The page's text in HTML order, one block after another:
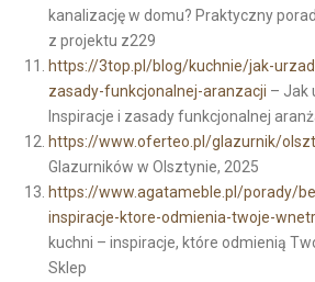
kanalizację w domu? Praktyczny
z projektu z229
https://3top.pl/blog/kuchnie/jak-
zasady-funkcjonalnej-aranzacji – Jak
Inspiracje i zasady funkcjonalnej
https://www.oferteo.pl/glazurnik/
Glazurników w Olsztynie, 2025
https://www.agatameble.pl/porady/
inspiracje-ktore-odmienia-twoje-
kuchni – inspiracje, które odmienią
Sklep